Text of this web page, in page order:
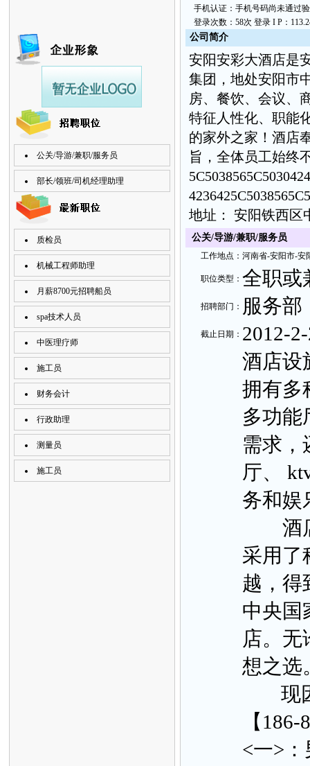
公关/导游/兼职/服务员
部长/领班/司机经理助理
质检员
机械工程师助理
月薪8700元招聘船员
spa技术人员
中医理疗师
施工员
财务会计
行政助理
测量员
施工员
手机认证：手机号码尚未通过
登录次数：58次 登录 I P：
公司简介
安阳安彩大酒店是
集团，地处安阳市
房、餐饮、会议、
特征人性化、职能
的家外之家！酒店
旨，全体员工始终
地址： 安阳铁西区
公关/导游/兼职/服务员
工作地点： 河南省-安阳市-安
职位类型： 全职或
招聘部门： 服务部
截止日 期： 2012-
酒店设
拥有多
多功能
需求，
厅、
务和娱
酒店
采用了
越，得
中央国
店。无
想之
现因
【
<一>